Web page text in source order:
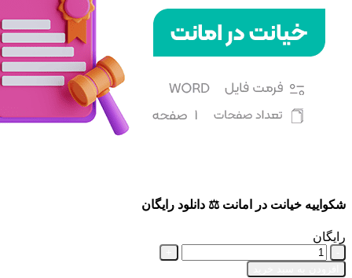
شکواییه خیانت در امانت ⚖️ دانلود رایگان
رایگان
شکواییه
خیانت